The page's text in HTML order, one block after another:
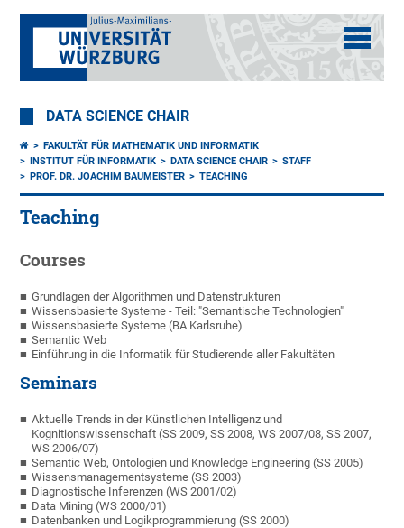
DATA SCIENCE CHAIR
FAKULTÄT FÜR MATHEMATIK UND INFORMATIK
INSTITUT FÜR INFORMATIK
DATA SCIENCE CHAIR
STAFF
PROF. DR. JOACHIM BAUMEISTER
TEACHING
Teaching
Courses
Grundlagen der Algorithmen und Datenstrukturen
Wissensbasierte Systeme - Teil: "Semantische Technologien"
Wissensbasierte Systeme (BA Karlsruhe)
Semantic Web
Einführung in die Informatik für Studierende aller Fakultäten
Seminars
Aktuelle Trends in der Künstlichen Intelligenz und
Kognitionswissenschaft (SS 2009, SS 2008, WS 2007/08, SS 2007,
WS 2006/07)
Semantic Web, Ontologien und Knowledge Engineering (SS 2005)
Wissensmanagementsysteme (SS 2003)
Diagnostische Inferenzen (WS 2001/02)
Data Mining (WS 2000/01)
Datenbanken und Logikprogrammierung (SS 2000)